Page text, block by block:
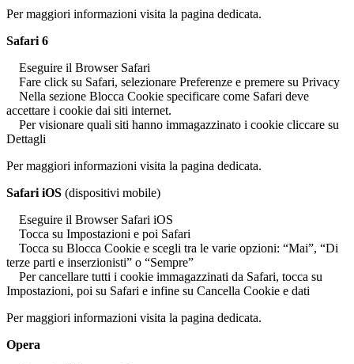
Per maggiori informazioni visita la pagina dedicata.
Safari 6
Eseguire il Browser Safari
Fare click su Safari, selezionare Preferenze e premere su Privacy
Nella sezione Blocca Cookie specificare come Safari deve
accettare i cookie dai siti internet.
Per visionare quali siti hanno immagazzinato i cookie cliccare su
Dettagli
Per maggiori informazioni visita la pagina dedicata.
Safari iOS (dispositivi mobile)
Eseguire il Browser Safari iOS
Tocca su Impostazioni e poi Safari
Tocca su Blocca Cookie e scegli tra le varie opzioni: “Mai”, “Di
terze parti e inserzionisti” o “Sempre”
Per cancellare tutti i cookie immagazzinati da Safari, tocca su
Impostazioni, poi su Safari e infine su Cancella Cookie e dati
Per maggiori informazioni visita la pagina dedicata.
Opera